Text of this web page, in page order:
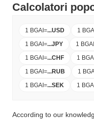
Calcolatori
1 BGAI=...USD 1
1 BGAI=...JPY 1 BGAI
1 BGAI=...CHF 1
1 BGAI=...RUB 1
1 BGAI=...SEK 1
According to our